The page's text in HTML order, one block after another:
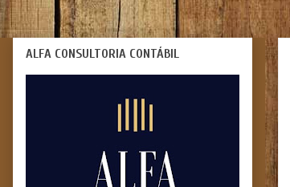
ALFA CONSULTORIA CONTÁBIL